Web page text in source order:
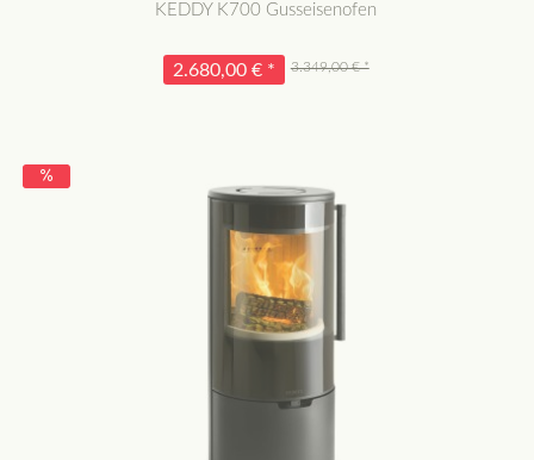
KEDDY K700 Gusseisenofen
3.349,00 € *
2.680,00 € *